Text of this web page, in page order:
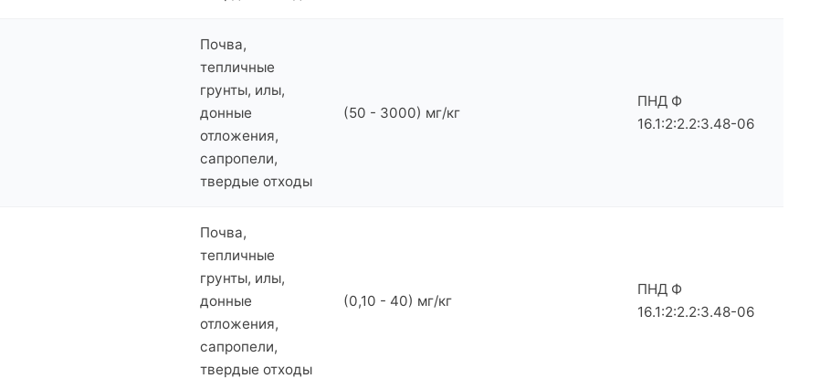
Почва,
тепличные
грунты, илы,
донные
отложения,
сапропели,
твердые отходы
(50 - 3000) мг/кг
ПНД Ф
16.1:2:2.2:3.48-06
Почва,
тепличные
грунты, илы,
донные
отложения,
сапропели,
твердые отходы
(0,10 - 40) мг/кг
ПНД Ф
16.1:2:2.2:3.48-06